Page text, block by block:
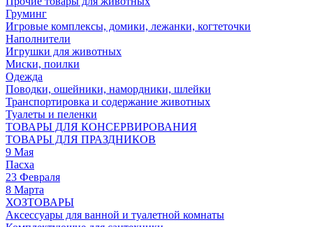
Груминг
Игровые комплексы, домики, лежанки, когтеточки
Наполнители
Игрушки для животных
Миски, поилки
Одежда
Поводки, ошейники, намордники, шлейки
Транспортировка и содержание животных
Туалеты и пеленки
ТОВАРЫ ДЛЯ КОНСЕРВИРОВАНИЯ
ТОВАРЫ ДЛЯ ПРАЗДНИКОВ
9 Мая
Пасха
23 Февраля
8 Марта
ХОЗТОВАРЫ
Аксессуары для ванной и туалетной комнаты